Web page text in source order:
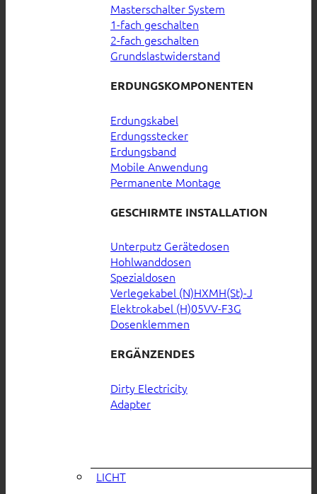
Masterschalter System
1-fach geschalten
2-fach geschalten
Grundslastwiderstand
ERDUNGSKOMPONENTEN
Erdungskabel
Erdungsstecker
Erdungsband
Mobile Anwendung
Permanente Montage
GESCHIRMTE INSTALLATION
Unterputz Gerätedosen
Hohlwanddosen
Spezialdosen
Verlegekabel (N)HXMH(St)-J
Elektrokabel (H)05VV-F3G
Dosenklemmen
ERGÄNZENDES
Dirty Electricity
Adapter
LICHT